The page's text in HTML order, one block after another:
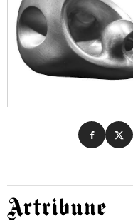
Condividi
Artribune